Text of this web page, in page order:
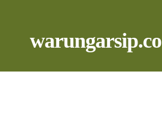
to
to
warungarsip.co
Beranda